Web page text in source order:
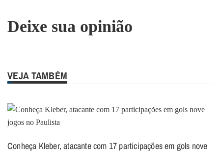
Deixe sua opinião
VEJA TAMBÉM
Conheça Kleber, atacante com 17 participações em gols nove